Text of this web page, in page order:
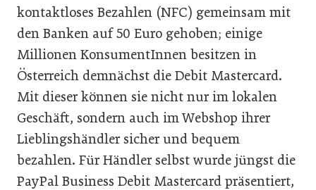
kontaktloses Bezahlen (NFC) gemeinsam mit
den Banken auf 50 Euro gehoben; einige
Millionen KonsumentInnen besitzen in
Österreich demnächst die Debit Mastercard.
Mit dieser können sie nicht nur im lokalen
Geschäft, sondern auch im Webshop ihrer
Lieblingshändler sicher und bequem
bezahlen. Für Händler selbst wurde jüngst die
PayPal Business Debit Mastercard präsentiert,